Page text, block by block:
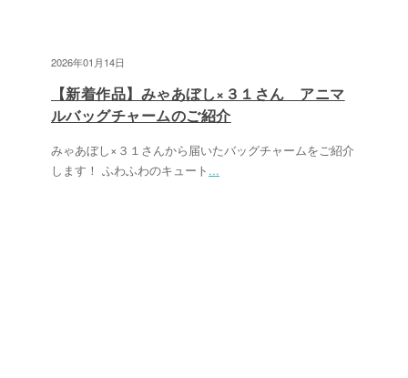
2026年01月14日
【新着作品】みゃあぼし×３１さん アニマ
ルバッグチャームのご紹介
みゃあぼし×３１さんから届いたバッグチャームをご紹介
します！ ふわふわのキュート ...